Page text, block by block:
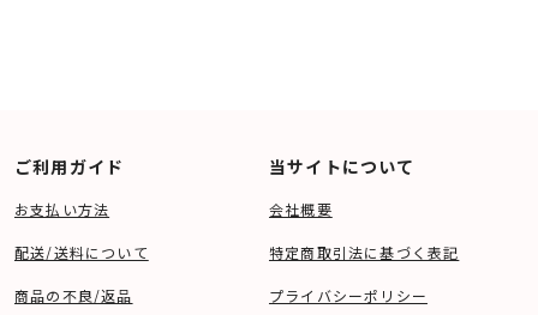
ご利用ガイド
お支払い方法
配送/送料について
商品の不良/返品
当サイトについて
会社概要
特定商取引法に基づく表記
プライバシーポリシー